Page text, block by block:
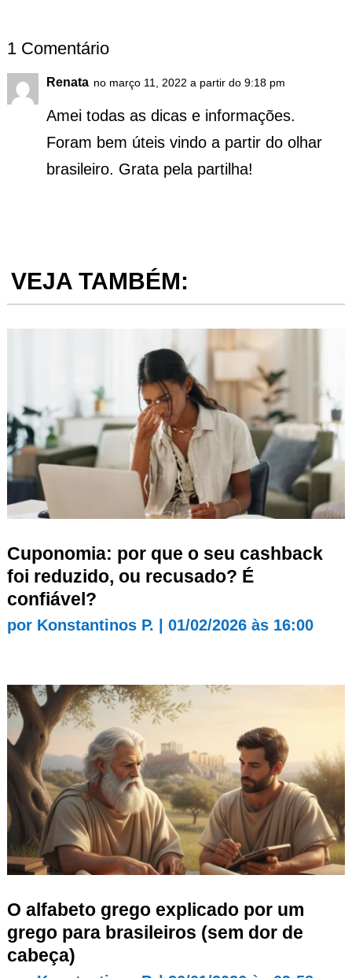
1 Comentário
Renata no março 11, 2022 a partir do 9:18 pm
Amei todas as dicas e informações.
Foram bem úteis vindo a partir do olhar
brasileiro. Grata pela partilha!
VEJA TAMBÉM:
Cuponomia: por que o seu cashback
foi reduzido, ou recusado? É
confiável?
por Konstantinos P. 01/02/2026 às 16:00
O alfabeto grego explicado por um
grego para brasileiros (sem dor de
cabeça)